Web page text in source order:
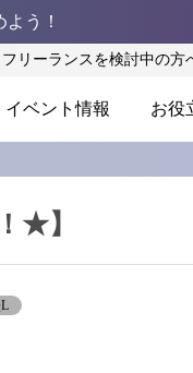
う！
フリーランスを検討中の方
イベント情報 お役
★】